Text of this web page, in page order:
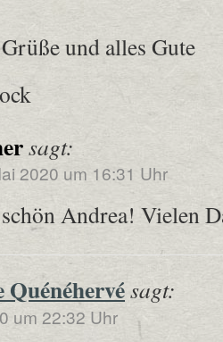
und alles Gute
sagt:
2020 um 16:31 Uhr
Andrea! Vielen
sagt:
um 22:32 Uhr